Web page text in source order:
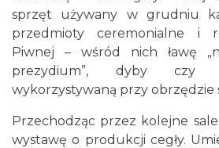
sprzęt używany w grudniu
przedmioty ceremonialne i
Piwnej – wśród nich ławę
prezydium”, dyby czy
wykorzystywaną przy obrzędzie
Przechodząc przez kolejne
wystawę o produkcji cegły.